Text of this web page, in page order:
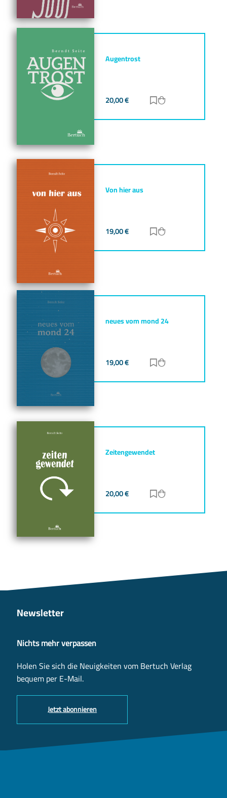
Augentrost
20,00€ Zur Merkliste
Von hier aus
19,00€ Zur Merkliste
neues vom mond 24
19,00€ Zur Merkliste
Zeitengewendet
20,00€ Zur Merkliste
Newsletter
Nichts mehr verpassen
Holen Sie sich die Neuigkeiten vom Bertuch Verlag
bequem per E-Mail.
Jetzt abonnieren